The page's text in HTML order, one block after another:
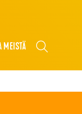
MEISTÄ